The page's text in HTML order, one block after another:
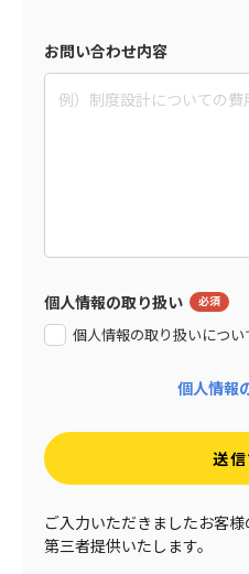
お問い合わせ内容
個人情報の取り扱い
個人情報の取り扱いにつ
個人情報
送
ご入力いただきましたお客
第三者提供いたします。